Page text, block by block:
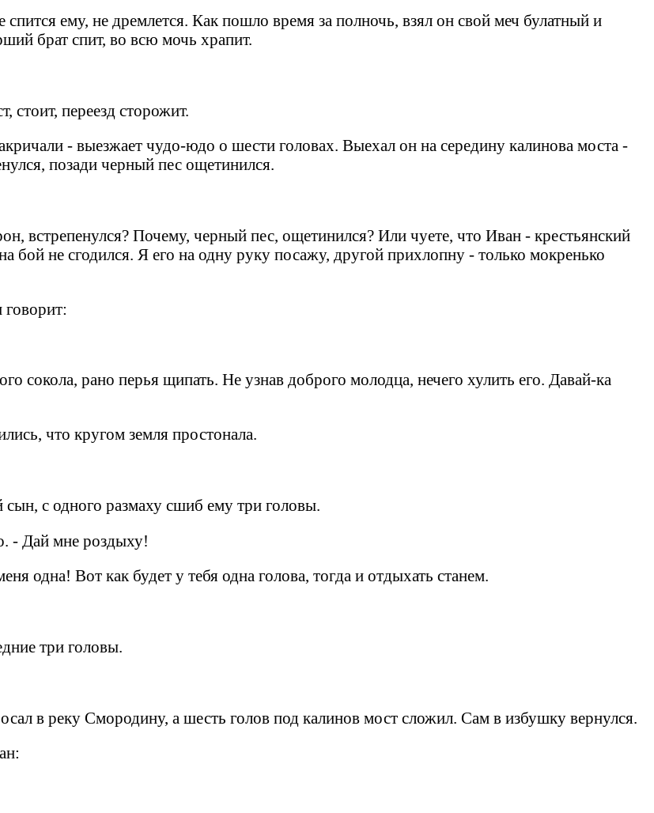
ему, не дремлется. Как пошло время за полночь, взял он свой меч булатный и
брат спит, во всю мочь храпит.
стоит, переезд сторожит.
- выезжает чудо-юдо о шести головах. Выехал он на середину калинова моста -
позади черный пес ощетинился.
встрепенулся? Почему, черный пес, ощетинился? Или чуете, что Иван - крестьянский
бой не сгодился. Я его на одну руку посажу, другой прихлопну - только мокренько
сокола, рано перья щипать. Не узнав доброго молодца, нечего хулить его. Давай-ка
что кругом земля простонала.
с одного размаху сшиб ему три головы.
- Дай мне роздыху!
одна! Вот как будет у тебя одна голова, тогда и отдыхать станем.
три головы.
в реку Смородину, а шесть голов под калинов мост сложил. Сам в избушку вернулся.